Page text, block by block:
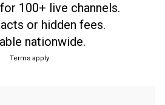
100+ live channels.
or hidden fees.
nationwide.
Terms apply